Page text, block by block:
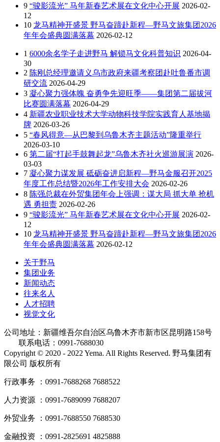
9 “骏影流光” 马年新春艺术展在文化中心开展 2026-02-
12
10 龙马精神开盛景 野马奋蹄赴新程—野马文旅集团2026
年年会盛典圆满落幕 2026-02-12
1 6000余名学子走进野马 解锁马文化科普知识 2026-04-
30
2 陈刚总经理邀请义乌市政府来疆考察团赴吐鲁番市调
研交流 2026-04-29
3 凝心聚力强体魄 奋勇争先迎旺季——集团第二届拔河
比赛圆满落幕 2026-04-29
4 新疆农业职业技术大学动物科技学院实践育人基地揭
牌 2026-03-26
5 “春风得意—从巴黎到乌鲁木齐主题活动”隆重举行
2026-03-10
6 第二届“打起手鼓舞起龙”乌鲁木齐社火巡游展演 2026-
03-03
7 凝心聚力谋发展 砥砺奋进启新程—野马金服召开2025
年度工作总结暨2026年工作安排大会 2026-02-26
8 陈强总裁在外贸集团年会上强调：谋大局 抓大单 抢机
遇 勇担责 2026-02-26
9 “骏影流光” 马年新春艺术展在文化中心开展 2026-02-
12
10 龙马精神开盛景 野马奋蹄赴新程—野马文旅集团2026
年年会盛典圆满落幕 2026-02-12
关于野马
集团业务
新闻动态
往来名人
人才招聘
视觉文化
公司地址：新疆维吾尔自治区乌鲁木齐市新市区昆明路158号
联系电话：0991-7688030
Copyright © 2020 - 2022 Yema. All Rights Reserved. 野马集团有
限公司 版权所有
行政事务 ：0991-7688268 7688522
人力资源 ：0991-7689099 7688207
外贸业务 ：0991-7688550 7688530
金融投资 ：0991-2825691 4825888